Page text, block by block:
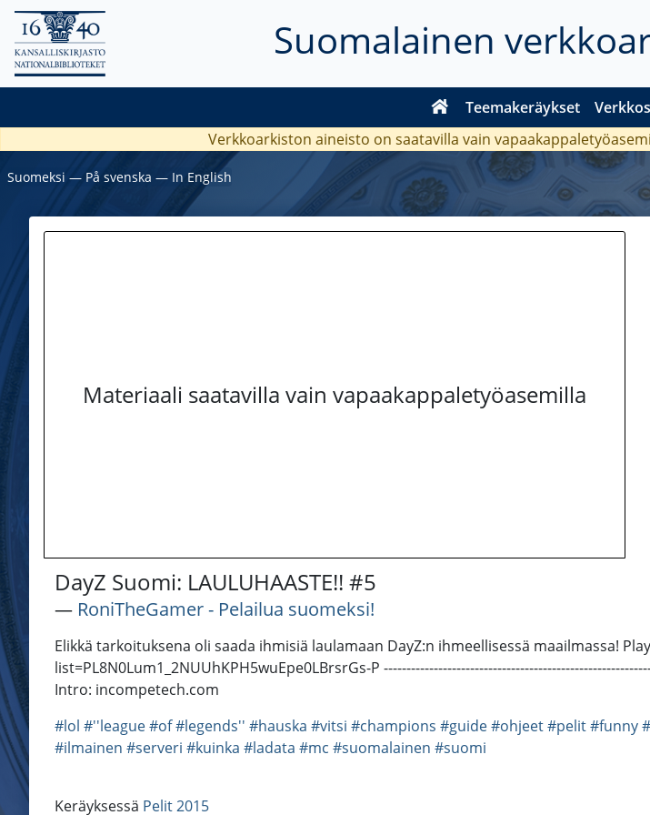
Suomalainen
Teemakeräykset
Verkkoarkiston aineisto on saatavilla vain
Suomeksi ― På svenska ― In English
Materiaali saatavilla vain vapaakappaletyöasemilla
DayZ Suomi: LAULUHAASTE!! #5
― RoniTheGamer - Pelailua suomeksi!
Elikkä tarkoituksena oli saada ihmisiä laulamaan DayZ:n ihmeellisessä maailmassa!
list=PL8N0Lum1_2NUUhKPH5wuEpe0LBrsrGs-P
Intro: incompetech.com
#lol #''league#of#legends'' #hauska #vitsi #champions #guide#ohjeet#pelit#funny
#ilmainen #serveri #kuinka #ladata #mc #suomalainen #suomi
Keräyksessä Pelit 2015